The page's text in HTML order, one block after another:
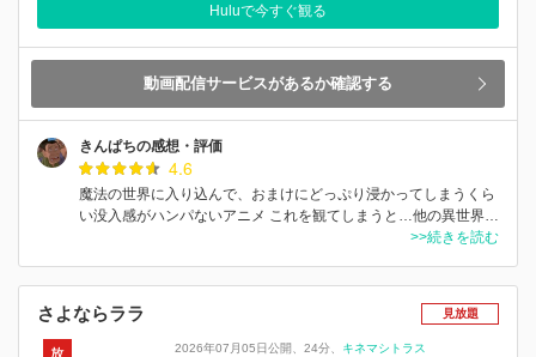
Huluで今すぐ観る
動画配信サービスがあるか確認する
きんぱちの感想・評価
4.6
魔法の世界に入り込んで、おまけにどっぷり浸かってしまうくら
い没入感がハンパないアニメ これを観てしまうと…他の異世界…
>>続きを読む
さよならララ 見放題
2026年07月05日公開 24分 キネマシトラス